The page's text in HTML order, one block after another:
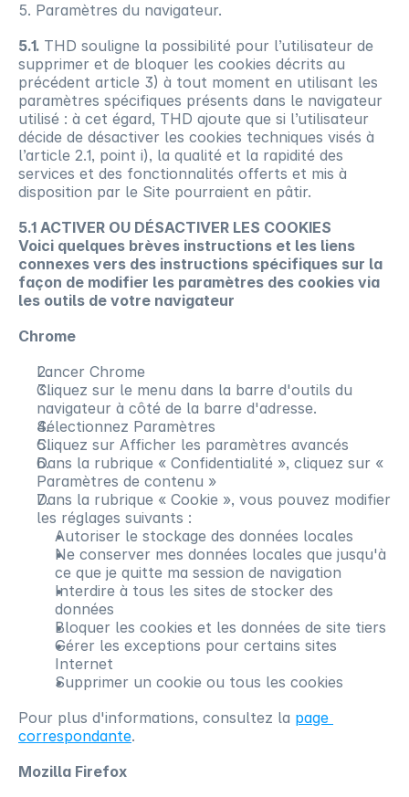
5. Paramètres du navigateur.
5.1. THD souligne la possibilité pour l’utilisateur de
supprimer et de bloquer les cookies décrits au
précédent article 3) à tout moment en utilisant les
paramètres spécifiques présents dans le navigateur
utilisé : à cet égard, THD ajoute que si l’utilisateur
décide de désactiver les cookies techniques visés à
l’article 2.1, point i), la qualité et la rapidité des
services et des fonctionnalités offerts et mis à
disposition par le Site pourraient en pâtir.
5.1 ACTIVER OU DÉSACTIVER LES COOKIES
Voici quelques brèves instructions et les liens
connexes vers des instructions spécifiques sur la
façon de modifier les paramètres des cookies via
les outils de votre navigateur
Chrome
Lancer Chrome
Cliquez sur le menu dans la barre d'outils du
navigateur à côté de la barre d'adresse.
Sélectionnez Paramètres
Cliquez sur Afficher les paramètres avancés
Dans la rubrique « Confidentialité », cliquez sur «
Paramètres de contenu »
Dans la rubrique « Cookie », vous pouvez modifier
les réglages suivants :
Autoriser le stockage des données locales
Ne conserver mes données locales que jusqu'à
ce que je quitte ma session de navigation
Interdire à tous les sites de stocker des
données
Bloquer les cookies et les données de site tiers
Gérer les exceptions pour certains sites
Internet
Supprimer un cookie ou tous les cookies
Pour plus d'informations, consultez la page
correspondante.
Mozilla Firefox